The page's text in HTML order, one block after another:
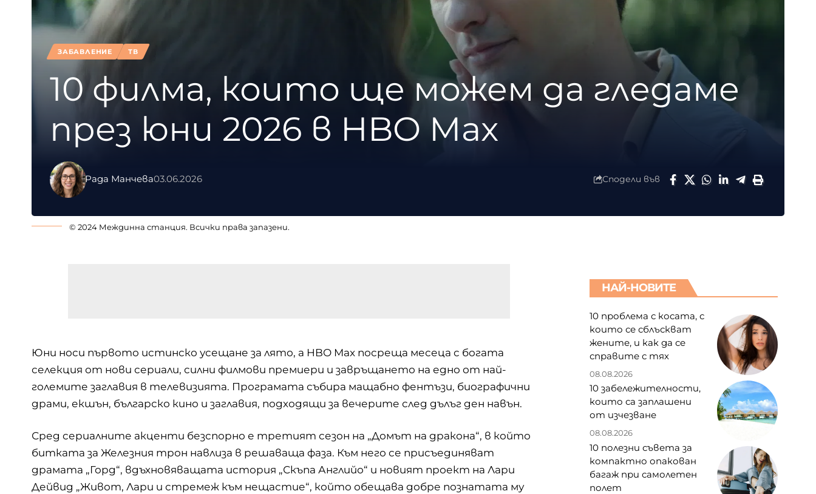
ЗАБАВЛЕНИЕ ТВ
10 филма, които ще можем да гледаме
през юни 2026 в HBO Max
Рада Манчева03.06.2026 Сподели във
© 2024 Междинна станция. Всички права запазени.
Юни носи първото истинско усещане за лято, а HBO Max посреща месеца с богата
селекция от нови сериали, силни филмови премиери и завръщането на едно от най-
големите заглавия в телевизията. Програмата събира мащабно фентъзи, биографични
драми, екшън, българско кино и заглавия, подходящи за вечерите след дълъг ден навън.
Сред сериалните акценти безспорно е третият сезон на „Домът на дракона“, в който
битката за Железния трон навлиза в решаваща фаза. Към него се присъединяват
драмата „Горд“, вдъхновяващата история „Скъпа Английо“ и новият проект на Лари
Дейвид „Живот, Лари и стремеж към нещастие“, който обещава добре познатата му
НАЙ-НОВИТЕ
10 проблема с косата, с
които се сблъскват
жените, и как да се
справите с тях
08.08.2026
10 забележителности,
които са заплашени
от изчезване
08.08.2026
10 полезни съвета за
компактно опакован
багаж при самолетен
полет